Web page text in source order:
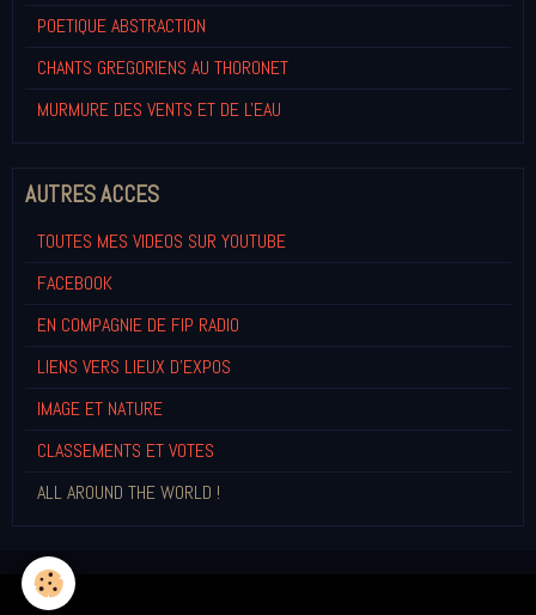
POETIQUE ABSTRACTION
CHANTS GREGORIENS AU THORONET
MURMURE DES VENTS ET DE L'EAU
AUTRES ACCES
TOUTES MES VIDEOS SUR YOUTUBE
FACEBOOK
EN COMPAGNIE DE FIP RADIO
LIENS VERS LIEUX D'EXPOS
IMAGE ET NATURE
CLASSEMENTS ET VOTES
ALL AROUND THE WORLD !